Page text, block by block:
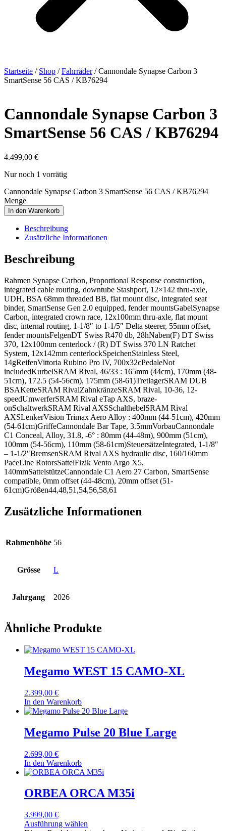
Startseite / Shop /Fahrräder/ Cannondale Synapse Carbon 3
SmartSense 56 CAS / KB76294
Cannondale Synapse Carbon 3
SmartSense 56 CAS / KB76294
4.499,00 €
Nur noch 1 vorrätig
Cannondale Synapse Carbon 3 SmartSense 56 CAS / KB76294
Menge
In den Warenkorb
Beschreibung
Zusätzliche Informationen
Beschreibung
Rahmen Synapse Carbon, Proportional Response construction,
integrated cable routing, downtube Stashport, 12×142 thru-axle,
UDH, BSA 68mm threaded BB, flat mount disc, integrated seat
binder, SmartSense Gen 2.0 equipped, fender mountsGabelSynapse
Carbon, integrated crown race, 12x100mm thru-axle, flat mount
disc, internal routing, 1-1/8″ to 1-1/5″ Delta steerer, 55mm offset,
fender mountsFelgenDT Swiss R470 db, 28hNaben(F) DT Swiss
370, 12x100mm centerlock / (R) DT Swiss 370 LN Ratchet
System, 12x142mm centerlockSpeichenStainless Steel,
14gReifenVittoria Rubino Pro IV, 700x32cPedaleNot
includedKurbelSRAM Rival, 46/33 : 165mm (44cm), 170mm (48-
51cm), 172.5 (54-56cm), 175mm (58-61)TretlagerSRAM DUB
BSAKetteSRAM RivalZahnkränzeSRAM Rival, 10-36, 12-
speedUmwerferSRAM Rival eTap AXS, braze-
onSchaltwerkSRAM Rival AXSSchalthebelSRAM Rival
AXSLenkerVision Trimax Aero Alloy : 400mm (44-51cm), 420mm
(54-61cm)GriffeCannondale Bar Tape, 3.5mmVorbauCannondale
C1 Conceal, Alloy, 31.8, -6° : 80mm (44-48m), 900mm (51cm),
100mm (54-56cm), 110mm (58-61cm)SteuersätzeIntegrated, 1-1/8″
– 1-1/2″BremsenSRAM Rival AXS hydraulic disc, 160/160mm
PaceLine RotorsSattelFizik Vento Argo X5,
140mmSattelstützeCannondale C1 Aero 27 Carbon, SmartSense
compatible, 0mm offset (44-48cm), 20mm offset (51-
61cm)Größen44,48,51,54,56,58,61
Zusätzliche Informationen
Rahmenhöhe 56
Grösse L
Jahrgang 2026
Ähnliche Produkte
Megamo WEST 15 CAMO-XL
2.399,00 €
In den Warenkorb
Megamo Pulse 20 Blue Large
2.699,00 €
In den Warenkorb
ORBEA ORCA M35i
3.999,00 €
Ausführung wählen